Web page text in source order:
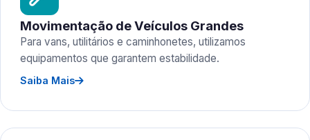
Movimentação de Veículos Grandes
Para vans, utilitários e caminhonetes, utilizamos
equipamentos que garantem estabilidade.
Saiba Mais